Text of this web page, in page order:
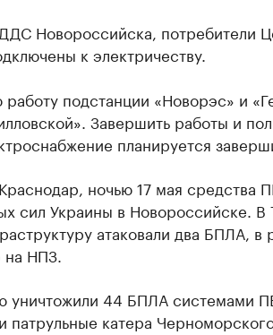
Новороссийска, потребители
к электричеству.
подстанции «Новорэс» и
Завершить работы и
планируется
ночью 17 мая средства
сил Украины в Новороссийске. В
атаковали два БПЛА, в
НПЗ.
уничтожили 44 БПЛА системами
патрульные катера